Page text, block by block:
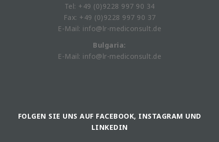
Tel: +49 (0)9228 997 90 34
Fax: +49 (0)9228 997 90 37
E-Mail: info@lr-mediconsult.de
Bulgaria:
E-Mail: info@lr-mediconsult.de
FOLGEN SIE UNS AUF FACEBOOK, INSTAGRAM UND
LINKEDIN